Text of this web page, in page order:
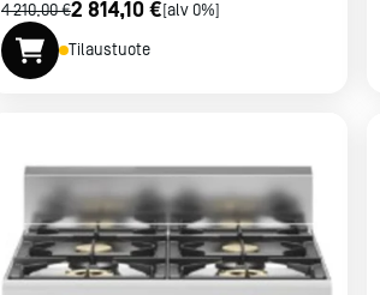
4 210,00 €2 814,10 €[alv 0%]
Tilaustuote